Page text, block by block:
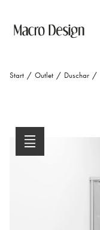
Start / Outlet / Duschar /